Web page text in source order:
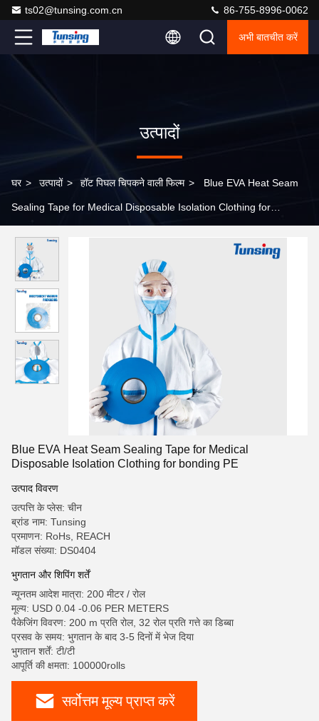
ts02@tunsing.com.cn 86-755-8996-0062
अभी बातचीत करें
उत्पादों
घर > उत्पादों > हॉट पिघल चिपकने वाली फिल्म > Blue EVA Heat Seam
Sealing Tape for Medical Disposable Isolation Clothing for
Blue EVA Heat Seam Sealing Tape for Medical
Disposable Isolation Clothing for bonding PE
उत्पाद विवरण
उत्पत्ति के प्लेस: चीन
ब्रांड नाम: Tunsing
प्रमाणन: RoHs, REACH
मॉडल संख्या: DS0404
भुगतान और शिपिंग शर्तें
न्यूनतम आदेश मात्रा: 200 मीटर / रोल
मूल्य: USD 0.04 -0.06 PER METERS
पैकेजिंग विवरण: 200 m प्रति रोल, 32 रोल प्रति गत्ते का डिब्बा
प्रसव के समय: भुगतान के बाद 3-5 दिनों में भेज दिया
भुगतान शर्तें: टी/टी
आपूर्ति की क्षमता: 100000rolls
सर्वोत्तम मूल्य प्राप्त करें